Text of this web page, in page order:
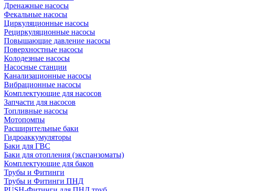
Дренажные насосы
Фекальные насосы
Циркуляционные насосы
Рециркуляционные насосы
Повышающие давление насосы
Поверхностные насосы
Колодезные насосы
Насосные станции
Канализационные насосы
Вибрационные насосы
Комплектующие для насосов
Запчасти для насосов
Топливные насосы
Мотопомпы
Расширительные баки
Гидроаккумуляторы
Баки для ГВС
Баки для отопления (экспанзоматы)
Комплектующие для баков
Трубы и Фитинги
Трубы и Фитинги ПНД